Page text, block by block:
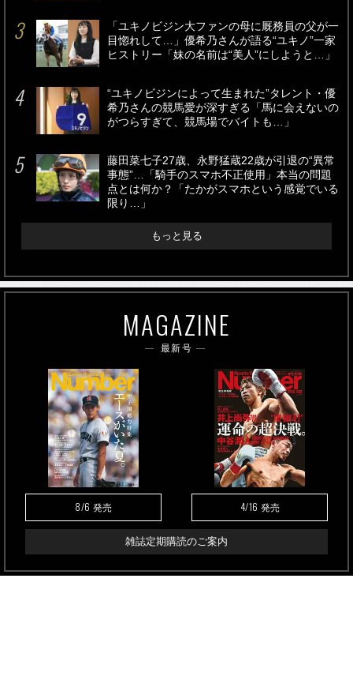
「ユキノビジン大ファンの母に厩務員の父が一
目惚れして…」優希乃さんが語る“ユキノ”一家
ヒストリー「妹の名前は“美人”にしようと…」
“ユキノビジンによって生まれた”タレント・優
希乃さんの競馬愛が深すぎる「馬に会えないの
がつらすぎて、競馬場でバイトも…」
藤田菜七子27歳、永野猛蔵22歳が引退の“異常
事態”…「騎手のスマホ不正使用」本当の問題
点とは何か？「たかがスマホという感覚でいる
限り…」
もっと見る
MAGAZINE
最新号
8/6 発売 4/16 発売
雑誌定期購読のご案内